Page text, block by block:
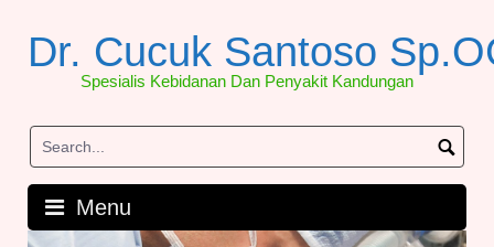
contentDr. Cucuk Santoso
Spesialis Kebidanan Dan Penyakit Kandungan
Menu